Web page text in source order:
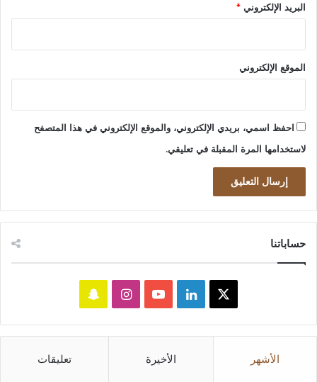
البريد الإلكتروني *
الموقع الإلكتروني
احفظ اسمي، بريدي الإلكتروني، والموقع الإلكتروني في هذا المتصفح
لاستخدامها المرة المقبلة في تعليقي.
حساباتنا
لينكدإن‫YouTubeانستقرامسناب
تشات
الأشهر الأخيرة تعليقات